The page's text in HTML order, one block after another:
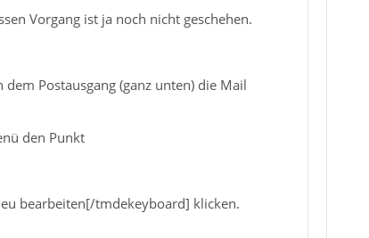
Vorgang ist ja noch nicht geschehen.
Postausgang (ganz unten) die Mail
den Punkt
bearbeiten[/tmdekeyboard] klicken.